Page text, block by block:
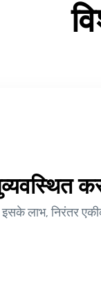
लाभ, निरंतर